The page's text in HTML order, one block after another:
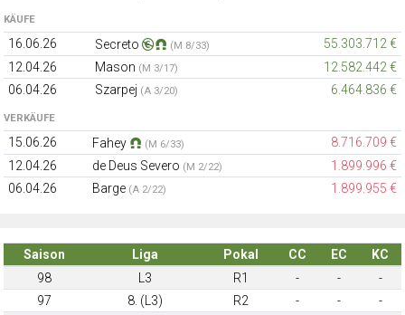
KÄUFE
16.06.26 Secreto (M 8/33)
55.303.712 €
12.04.26
Mason (M 3/17)
12.582.442 €
06.04.26
Szarpej (A 3/20) 6.464.836 €
VERKÄUFE
15.06.26 Fahey (M 6/33)
8.716.709 €
12.04.26
de Deus Severo (M 2/22)
1.899.996 €
06.04.26
Barge (A 2/22) 1.899.955 €
Saison Liga Pokal CC EC
KC
98
L3 R1 - -
-
97
8. (L3) R2 - - -